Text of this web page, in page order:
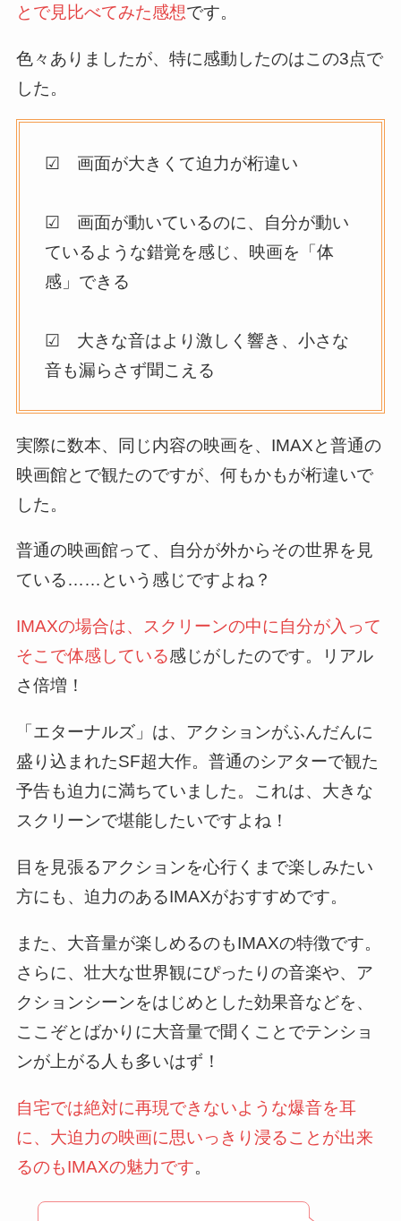
とで見比べてみた感想です。
色々ありましたが、特に感動したのはこの3点で
した。
☑ 画面が大きくて迫力が桁違い
☑ 画面が動いているのに、自分が動い
ているような錯覚を感じ、映画を「体
感」できる
☑ 大きな音はより激しく響き、小さな
音も漏らさず聞こえる
実際に数本、同じ内容の映画を、IMAXと普通の
映画館とで観たのですが、何もかもが桁違いで
した。
普通の映画館って、自分が外からその世界を見
ている……という感じですよね？
IMAXの場合は、スクリーンの中に自分が入って
そこで体感している感じがしたのです。リアル
さ倍増！
「エターナルズ」は、アクションがふんだんに
盛り込まれたSF超大作。普通のシアターで観た
予告も迫力に満ちていました。これは、大きな
スクリーンで堪能したいですよね！
目を見張るアクションを心行くまで楽しみたい
方にも、迫力のあるIMAXがおすすめです。
また、大音量が楽しめるのもIMAXの特徴です。
さらに、壮大な世界観にぴったりの音楽や、ア
クションシーンをはじめとした効果音などを、
ここぞとばかりに大音量で聞くことでテンショ
ンが上がる人も多いはず！
自宅では絶対に再現できないような爆音を耳
に、大迫力の映画に思いっきり浸ることが出来
るのもIMAXの魅力です。